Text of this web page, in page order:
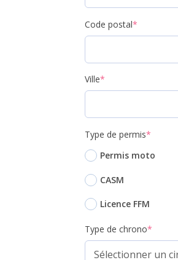
Code postal*
Ville*
Type de permis*
Permis moto
CASM
Licence FFM
Type de chrono*